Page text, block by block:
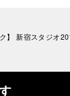
ク】 新宿スタジオ